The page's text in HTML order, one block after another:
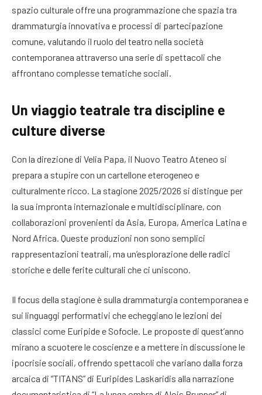
spazio culturale offre una programmazione che spazia tra
drammaturgia innovativa e processi di partecipazione
comune, valutando il ruolo del teatro nella società
contemporanea attraverso una serie di spettacoli che
affrontano complesse tematiche sociali.
Un viaggio teatrale tra discipline e
culture diverse
Con la direzione di Velia Papa, il Nuovo Teatro Ateneo si
prepara a stupire con un cartellone eterogeneo e
culturalmente ricco. La stagione 2025/2026 si distingue per
la sua impronta internazionale e multidisciplinare, con
collaborazioni provenienti da Asia, Europa, America Latina e
Nord Africa. Queste produzioni non sono semplici
rappresentazioni teatrali, ma un’esplorazione delle radici
storiche e delle ferite culturali che ci uniscono.
Il focus della stagione è sulla drammaturgia contemporanea e
sui linguaggi performativi che echeggiano le lezioni dei
classici come Euripide e Sofocle. Le proposte di quest’anno
mirano a scuotere le coscienze e a mettere in discussione le
ipocrisie sociali, offrendo spettacoli che variano dalla forza
arcaica di “TITANS” di Euripides Laskaridis alla narrazione